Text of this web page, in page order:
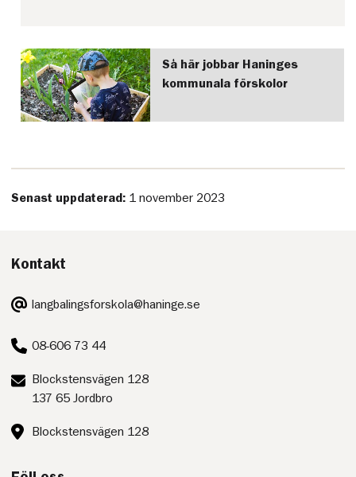
Så här jobbar Haninges
kommunala förskolor
Senast uppdaterad: 1 november 2023
Kontakt
E-
post:
langbalingsforskola@haninge.se
Telefon:
08-606 73 44
Postadress:
Blockstensvägen 128
137 65 Jordbro
Besöksadress:
Blockstensvägen 128